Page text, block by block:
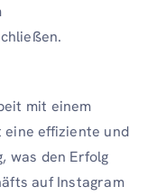
mit einem
effiziente und
was den Erfolg
auf Instagram